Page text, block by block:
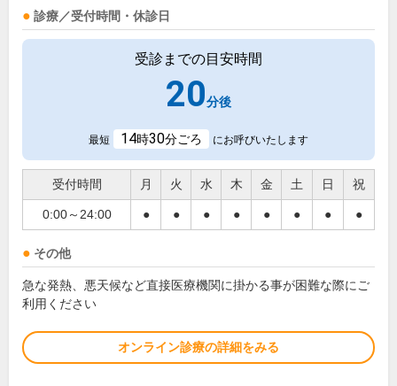
診療／受付時間・休診日
受診までの目安時間
20分後
最短 14時30分ごろ にお呼びいたします
受付時間 月 火 水 木 金 土 日 祝
0:00～24:00 ● ● ● ● ● ● ● ●
その他
急な発熱、悪天候など直接医療機関に掛かる事が困難な際にご
利用ください
オンライン診療の詳細をみる